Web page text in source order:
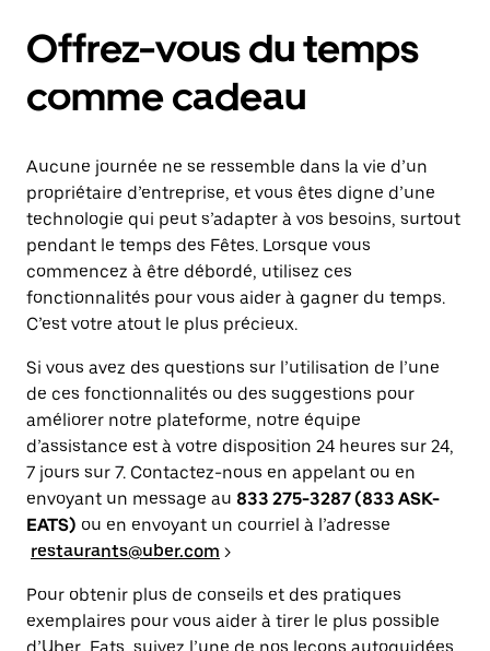
Offrez-vous du temps
comme cadeau
Aucune journée ne se ressemble dans la vie d’un
propriétaire d’entreprise, et vous êtes digne d’une
technologie qui peut s’adapter à vos besoins, surtout
pendant le temps des Fêtes. Lorsque vous
commencez à être débordé, utilisez ces
fonctionnalités pour vous aider à gagner du temps.
C’est votre atout le plus précieux.
Si vous avez des questions sur l’utilisation de l’une
de ces fonctionnalités ou des suggestions pour
améliorer notre plateforme, notre équipe
d’assistance est à votre disposition 24 heures sur 24,
7 jours sur 7. Contactez-nous en appelant ou en
envoyant un message au 833 275-3287 (833 ASK-
EATS) ou en envoyant un courriel à l’adresse
restaurants@uber.com >
Pour obtenir plus de conseils et des pratiques
exemplaires pour vous aider à tirer le plus possible